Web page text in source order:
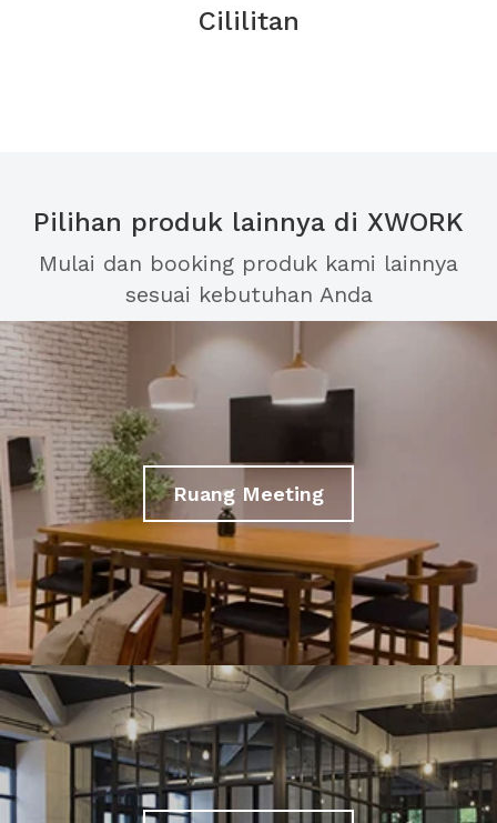
Cililitan
Pilihan produk lainnya di XWORK
Mulai dan booking produk kami lainnya
sesuai kebutuhan Anda
Ruang Meeting